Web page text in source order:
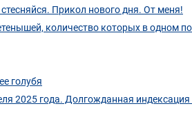
Прикол нового дня. От меня!
количество которых в одном
голубя
2025 года. Долгожданная